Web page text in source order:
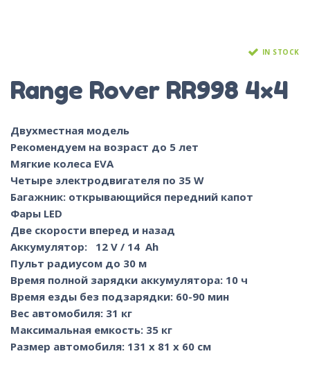
IN STOCK
Range Rover RR998 4×4
Двухместная модель
Рекомендуем на возраст до 5 лет
Мягкие колеса EVA
Четыре электродвигателя по 35 W
Багажник: открывающийся передний капот
Фары LED
Две скорости вперед и назад
Аккумулятор: 12 V / 14 Ah
Пульт радиусом до 30 м
Время полной зарядки аккумулятора: 10 ч
Время езды без подзарядки: 60-90 мин
Вес автомобиля: 31 кг
Максимальная емкость: 35 кг
Размер автомобиля: 131 x 81 x 60 cм